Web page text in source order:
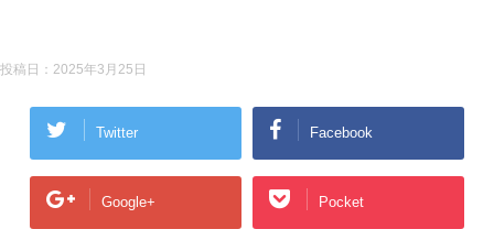
投稿日： 2025年3月25日
Twitter Facebook
Google+ Pocket